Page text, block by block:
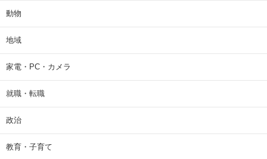
動物
地域
家電・PC・カメラ
就職・転職
政治
教育・子育て